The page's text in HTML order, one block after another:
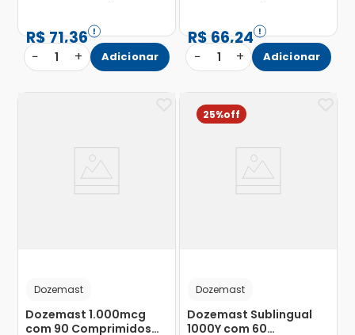
R$71,36
− 1 + Adicionar
R$66,24
− 1 + Adicionar
Dozemast
Dozemast 1.000mcg
com 90 Comprimidos
25%
Dozemast
Dozemast Sublingual
1000Y com 60